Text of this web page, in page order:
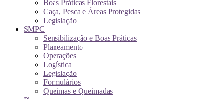
Boas Práticas Florestais
Caça, Pesca e Áreas Protegidas
Legislação
SMPC
Sensibilização e Boas Práticas
Planeamento
Operações
Logística
Legislação
Formulários
Queimas e Queimadas